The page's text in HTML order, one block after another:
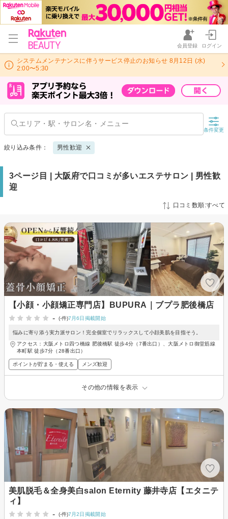
会員登録 ログイン
システムメンテナンスに伴うサービス停止のお知らせ 8月12日 (水)
2:00〜5:30
条件変更
絞り込み条件： 男性歓迎
3ページ目 | 大阪府で口コミが多いエステサロン | 男性歓
迎
口コミ数順:すべて
【小顔・小顔矯正専門店】BUPURA｜ブプラ肥後橋店
-
(-件)7月6日掲載開始
悩みに寄り添う実力派サロン！完全個室でリラックスして小顔美肌を目指そう。
アクセス：大阪メトロ四つ橋線 肥後橋駅 徒歩4分（7番出口）、大阪メトロ御堂筋線
本町駅 徒歩7分（28番出口）
ポイントが貯まる・使える メンズ歓迎
その他の情報を表示
美肌脱毛＆全身美白salon Eternity 藤井寺店【エタニテ
ィ】
-
(-件)7月2日掲載開始